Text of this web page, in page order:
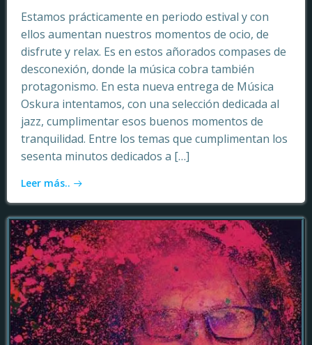
Estamos prácticamente en periodo estival y con
ellos aumentan nuestros momentos de ocio, de
disfrute y relax. Es en estos añorados compases de
desconexión, donde la música cobra también
protagonismo. En esta nueva entrega de Música
Oskura intentamos, con una selección dedicada al
jazz, cumplimentar esos buenos momentos de
tranquilidad. Entre los temas que cumplimentan los
sesenta minutos dedicados a […]
Leer más..